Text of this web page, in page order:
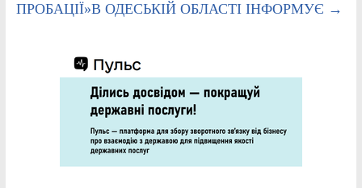
ПРОБАЦІЇ»В ОДЕСЬКІЙ ОБЛАСТІ ІНФОРМУЄ →